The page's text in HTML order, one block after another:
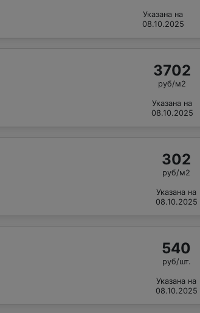
Указана на
08.10.2025
3702
руб/м2
Указана на
08.10.2025
302
руб/м2
Указана на
08.10.2025
540
руб/шт.
Указана на
08.10.2025